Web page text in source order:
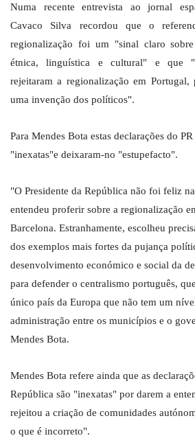
Numa recente entrevista ao jornal
Cavaco Silva recordou que o
regionalização foi um "sinal claro
étnica, linguística e cultural" e que
rejeitaram a regionalização em Portugal,
uma invenção dos políticos".
Para Mendes Bota estas declarações do
"inexatas"e deixaram-no "estupefacto".
"O Presidente da República não foi feliz
entendeu proferir sobre a regionalização
Barcelona. Estranhamente, escolheu
dos exemplos mais fortes da pujança
desenvolvimento económico e social da
para defender o centralismo português,
único país da Europa que não tem um
administração entre os municípios e o
Mendes Bota.
Mendes Bota refere ainda que as
República são "inexatas" por darem a
rejeitou a criação de comunidades
o que é incorreto".